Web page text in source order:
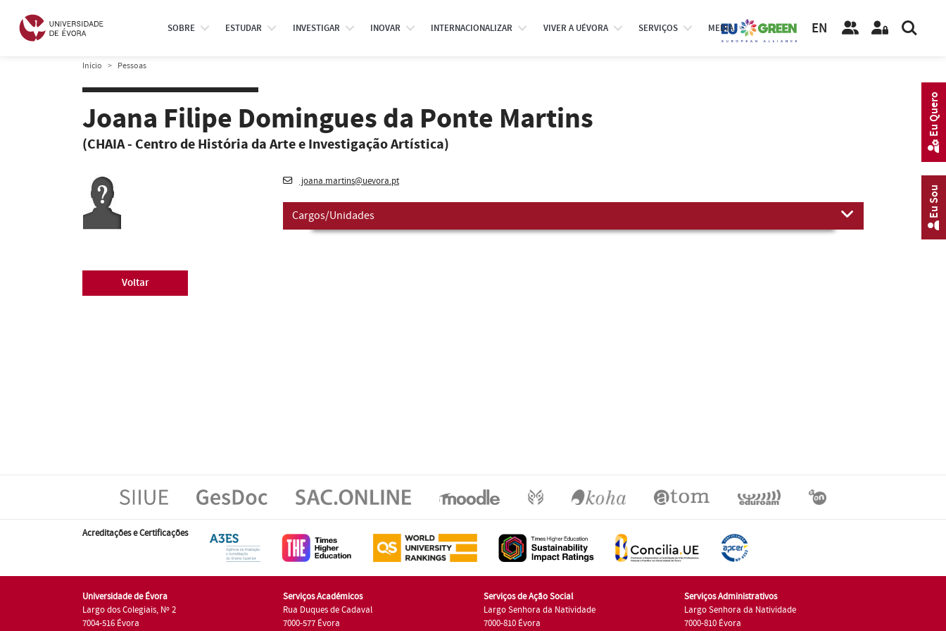
SOBRE ESTUDAR INVESTIGAR INOVAR INTERNACIONALIZAR VIVER A UÉVORA SERVIÇOS MEDIA EN
Início Pessoas
Joana Filipe Domingues da Ponte Martins
(CHAIA - Centro de História da Arte e Investigação Artística)
joana.martins@uevora.pt
Cargos/Unidades
Voltar
Acreditações e Certificações
Universidade de Évora
Largo dos Colegiais, Nº 2
7004-516 Évora
Serviços Académicos
Rua Duques de Cadaval
7000-577 Évora
Serviços de Ação Social
Largo Senhora da Natividade
7000-810 Évora
Serviços Administrativos
Largo Senhora da Natividade
7000-810 Évora
Eu Sou
Eu Quero